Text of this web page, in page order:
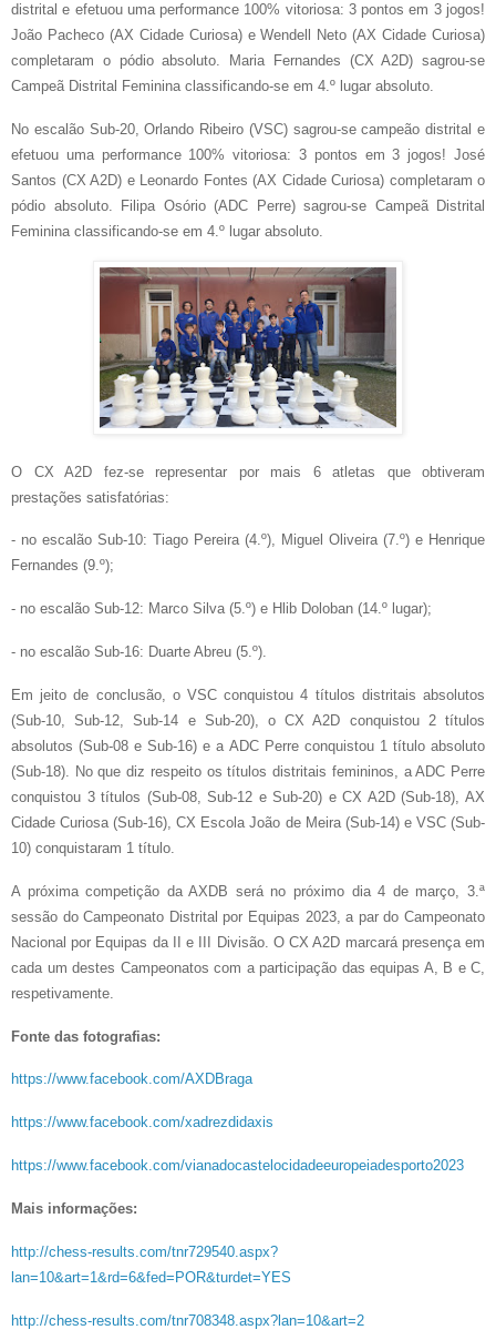
distrital e efetuou uma performance 100% vitoriosa: 3 pontos em 3 jogos!
João Pacheco (AX Cidade Curiosa) e Wendell Neto (AX Cidade Curiosa)
completaram o pódio absoluto. Maria Fernandes (CX A2D) sagrou-se
Campeã Distrital Feminina classificando-se em 4.º lugar absoluto.
No escalão Sub-20, Orlando Ribeiro (VSC) sagrou-se campeão distrital e
efetuou uma performance 100% vitoriosa: 3 pontos em 3 jogos! José
Santos (CX A2D) e Leonardo Fontes (AX Cidade Curiosa) completaram o
pódio absoluto. Filipa Osório (ADC Perre) sagrou-se Campeã Distrital
Feminina classificando-se em 4.º lugar absoluto.
O CX A2D fez-se representar por mais 6 atletas que obtiveram
prestações satisfatórias:
- no escalão Sub-10: Tiago Pereira (4.º), Miguel Oliveira (7.º) e Henrique
Fernandes (9.º);
- no escalão Sub-12: Marco Silva (5.º) e Hlib Doloban (14.º lugar);
- no escalão Sub-16: Duarte Abreu (5.º).
Em jeito de conclusão, o VSC conquistou 4 títulos distritais absolutos
(Sub-10, Sub-12, Sub-14 e Sub-20), o CX A2D conquistou 2 títulos
absolutos (Sub-08 e Sub-16) e a ADC Perre conquistou 1 título absoluto
(Sub-18). No que diz respeito os títulos distritais femininos, a ADC Perre
conquistou 3 títulos (Sub-08, Sub-12 e Sub-20) e CX A2D (Sub-18), AX
Cidade Curiosa (Sub-16), CX Escola João de Meira (Sub-14) e VSC (Sub-
10) conquistaram 1 título.
A próxima competição da AXDB será no próximo dia 4 de março, 3.ª
sessão do Campeonato Distrital por Equipas 2023, a par do Campeonato
Nacional por Equipas da II e III Divisão. O CX A2D marcará presença em
cada um destes Campeonatos com a participação das equipas A, B e C,
respetivamente.
Fonte das fotografias:
https://www.facebook.com/AXDBraga
https://www.facebook.com/xadrezdidaxis
https://www.facebook.com/vianadocastelocidadeeuropeiadesporto2023
Mais informações:
http://chess-results.com/tnr729540.aspx?
lan=10&art=1&rd=6&fed=POR&turdet=YES
http://chess-results.com/tnr708348.aspx?lan=10&art=2